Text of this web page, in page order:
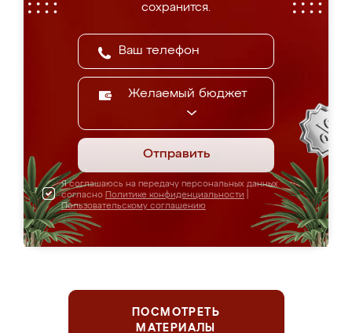
сохранится.
Желаемый бюджет
Отправить
Я соглашаюсь на передачу персональных данных
согласно Политике конфиденциальности
Пользовательскому соглашению
ПОСМОТРЕТЬ
МАТЕРИАЛЫ